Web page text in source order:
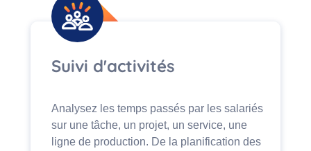
Suivi d'activités
Analysez les temps passés par les salariés
sur une tâche, un projet, un service, une
ligne de production. De la planification des